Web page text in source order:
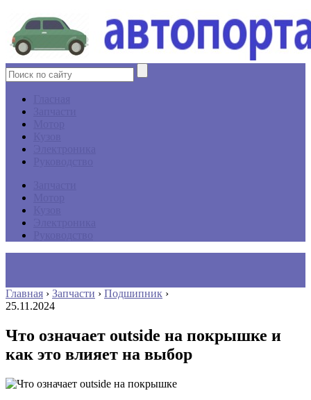
Главная › Запчасти › Подшипник ›
25.11.2024
Что означает outside на покрышке и
как это влияет на выбор